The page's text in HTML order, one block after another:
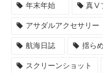
年末年始 真Ⅴ
アサダルアクセサリー
航海日誌 揺ら
スクリーンショット